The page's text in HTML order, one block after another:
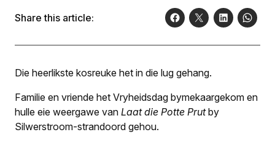
Share this article:
Die heerlikste kosreuke het in die lug gehang.
Familie en vriende het Vry­heidsdag bymekaar­gekom en
hulle eie weergawe van Laat die Potte Prutby
Silwerstroom-strandoord gehou.